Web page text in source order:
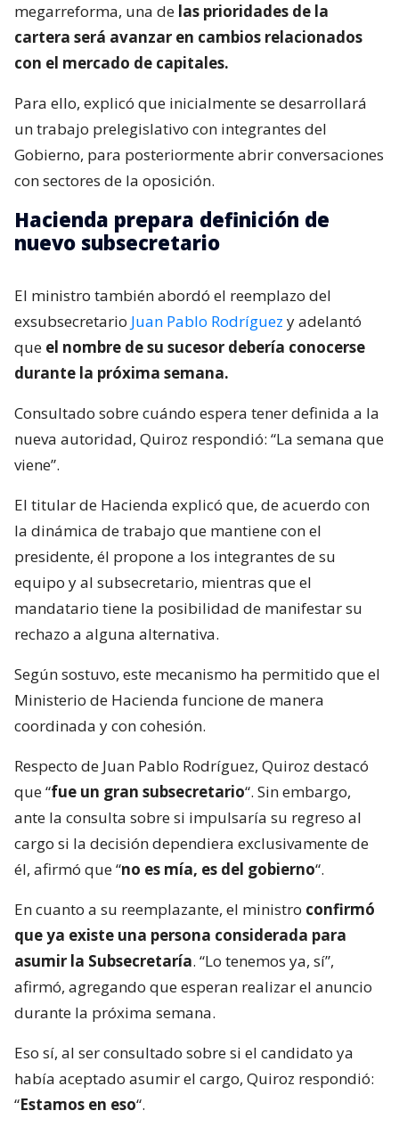
megarreforma, una de las prioridades de la
cartera será avanzar en cambios relacionados
con el mercado de capitales.
Para ello, explicó que inicialmente se desarrollará
un trabajo prelegislativo con integrantes del
Gobierno, para posteriormente abrir conversaciones
con sectores de la oposición.
Hacienda prepara definición de
nuevo subsecretario
El ministro también abordó el reemplazo del
exsubsecretario Juan Pablo Rodríguez y adelantó
que el nombre de su sucesor debería conocerse
durante la próxima semana.
Consultado sobre cuándo espera tener definida a la
nueva autoridad, Quiroz respondió: “La semana que
viene”.
El titular de Hacienda explicó que, de acuerdo con
la dinámica de trabajo que mantiene con el
presidente, él propone a los integrantes de su
equipo y al subsecretario, mientras que el
mandatario tiene la posibilidad de manifestar su
rechazo a alguna alternativa.
Según sostuvo, este mecanismo ha permitido que el
Ministerio de Hacienda funcione de manera
coordinada y con cohesión.
Respecto de Juan Pablo Rodríguez, Quiroz destacó
que “fue un gran subsecretario“. Sin embargo,
ante la consulta sobre si impulsaría su regreso al
cargo si la decisión dependiera exclusivamente de
él, afirmó que “no es mía, es del gobierno“.
En cuanto a su reemplazante, el ministro confirmó
que ya existe una persona considerada para
asumir la Subsecretaría. “Lo tenemos ya, sí”,
afirmó, agregando que esperan realizar el anuncio
durante la próxima semana.
Eso sí, al ser consultado sobre si el candidato ya
había aceptado asumir el cargo, Quiroz respondió:
“Estamos en eso“.